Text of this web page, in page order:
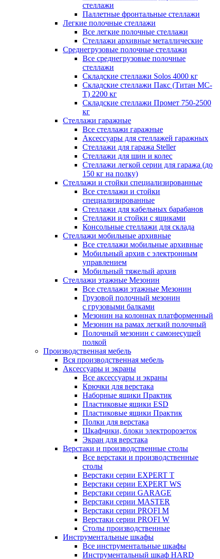
стеллажи
Паллетные фронтальные стеллажи
Легкие полочные стеллажи
Все легкие полочные стеллажи
Стеллажи архивные металлические
Среднегрузовые полочные стеллажи
Все среднегрузовые полочные
стеллажи
Складские стеллажи Solos 4000 кг
Складские стеллажи Пакс (Титан МС-
Т) 2200 кг
Складские стеллажи Промет 750-2500
кг
Стеллажи гаражные
Все стеллажи гаражные
Аксессуары для стеллажей гаражных
Стеллажи для гаража Steller
Стеллажи для шин и колес
Стеллажи легкой серии для гаража (до
150 кг на полку)
Стеллажи и стойки специализированные
Все стеллажи и стойки
специализированные
Стеллажи для кабельных барабанов
Стеллажи и стойки с ящиками
Консольные стеллажи для склада
Стеллажи мобильные архивные
Все стеллажи мобильные архивные
Мобильный архив с электронным
управлением
Мобильный тяжелый архив
Стеллажи этажные Мезонин
Все стеллажи этажные Мезонин
Грузовой полочный мезонин
с грузовыми балками
Мезонин на колоннах платформенный
Мезонин на рамах легкий полочный
Полочный мезонин с самонесущей
полкой
Производственная мебель
Вся производственная мебель
Аксессуары и экраны
Все аксессуары и экраны
Крючки для верстака
Наборные ящики Практик
Пластиковые ящики ESD
Пластиковые ящики Практик
Полки для верстака
Шкафчики, блоки электророзеток
Экран для верстака
Верстаки и производственные столы
Все верстаки и производственные
столы
Верстаки серии EXPERT T
Верстаки серии EXPERT WS
Верстаки серии GARAGE
Верстаки серии MASTER
Верстаки серии PROFI M
Верстаки серии PROFI W
Столы производственные
Инструментальные шкафы
Все инструментальные шкафы
Инструментальный шкаф HARD